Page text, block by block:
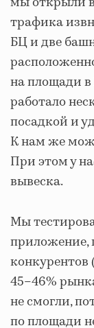
трафика
БЦ и две
на площади в
работало
посадкой и
К нам же
При этом у
вывеска.
Мы
приложение,
45–46%
не смогли,
по площади